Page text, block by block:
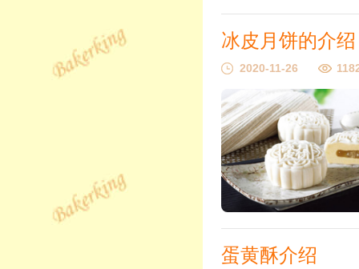
冰皮月饼的介绍
2020-11-26
蛋黄酥介绍